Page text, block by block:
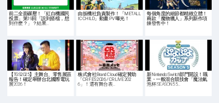
前二全面碾壓！「紅白機國民
投票」第19回「説到搭檔，想
到什麽？」？結果…
由扳機社負責製作！「METALL
IC CHILD」動畫 PV 曝光！
每個角度的細節都精緻立體！
兩款「魔物獵人」系列新作項
鍊發售中！
【TGS2025】主舞台、零售展區
報告！確定舉辦台北國際電玩
展2026！
株式會社Brand Cloud確定贊助
「CR FES 2026 / CR LIVE 202
6」！還有舞台表…
新Nintendo Switch部門開設！職
業・一般混合競技會「魔法氣
泡杯 SEASON5 5…